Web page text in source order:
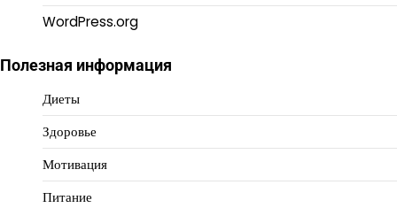
WordPress.org
Полезная информация
Диеты
Здоровье
Мотивация
Питание